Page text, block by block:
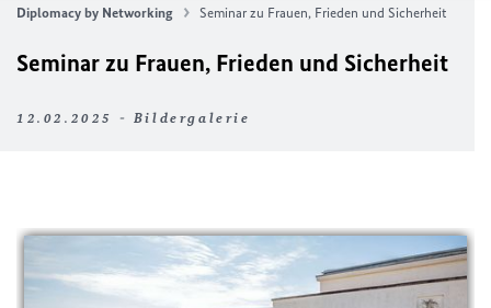
Diplomacy by Networking Seminar zu Frauen, Frieden und Sicherheit
Seminar zu Frauen, Frieden und Sicherheit
12.02.2025 - Bildergalerie